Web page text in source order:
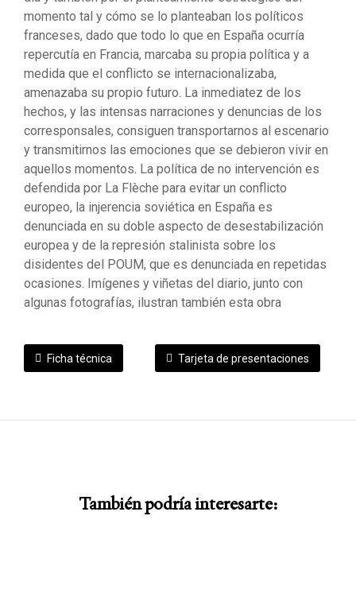
momento tal y cómo se lo planteaban los políticos
franceses, dado que todo lo que en España ocurría
repercutía en Francia, marcaba su propia política y a
medida que el conflicto se internacionalizaba,
amenazaba su propio futuro. La inmediatez de los
hechos, y las intensas narraciones y denuncias de los
corresponsales, consiguen transportarnos al escenario
y transmitirnos las emociones que se debieron vivir en
aquellos momentos. La política de no intervención es
defendida por La Flèche para evitar un conflicto
europeo, la injerencia soviética en España es
denunciada en su doble aspecto de desestabilización
europea y de la represión stalinista sobre los
disidentes del POUM, que es denunciada en repetidas
ocasiones. Imígenes y viñetas del diario, junto con
algunas fotografías, ilustran también esta obra
Ficha técnica Tarjeta de presentaciones
También podría interesarte: